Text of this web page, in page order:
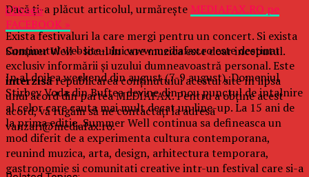
Dacă ţi-a plăcut articolul, urmăreşte MEDIAFAX.RO pe
FACEBOOK »
Conținutul website-ului www.mediafax.ro este destinat
exclusiv informării și uzului dumneavoastră personal. Este
interzisărepublicarea conținutului acestui site în lipsa
unui acord din partea MEDIAFAX. Pentru a obține acest
acord, vă rugăm să ne contactați la adresa
vanzari@mediafax.ro.
b2bseo
Exista festivaluri la care mergi pentru un concert. Si exista
Summer Well – locul in care muzica este doar inceputul.
In al doilea weekend din august (7-9 august), Domeniul
Stirbey Voda din Buftea devine din nou punctul de intalnire
al celor care cauta mai mult decat un line-up. La 15 ani de
la prima editie, Summer Well continua sa defineasca un
mod diferit de a experimenta cultura contemporana,
reunind muzica, arta, design, arhitectura temporara,
gastronomie si comunitati creative intr-un festival care si-a